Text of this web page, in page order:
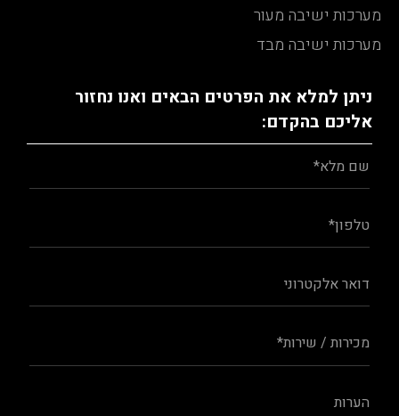
מערכות ישיבה מעור
מערכות ישיבה מבד
ניתן למלא את הפרטים הבאים ואנו נחזור
אליכם בהקדם: